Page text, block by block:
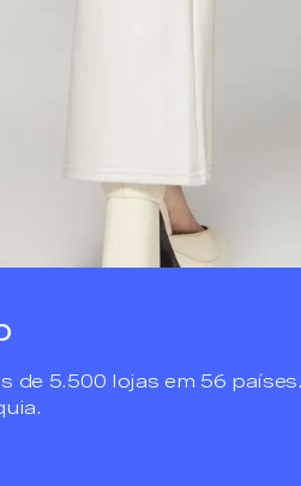
de 5.500 lojas em 56 países.